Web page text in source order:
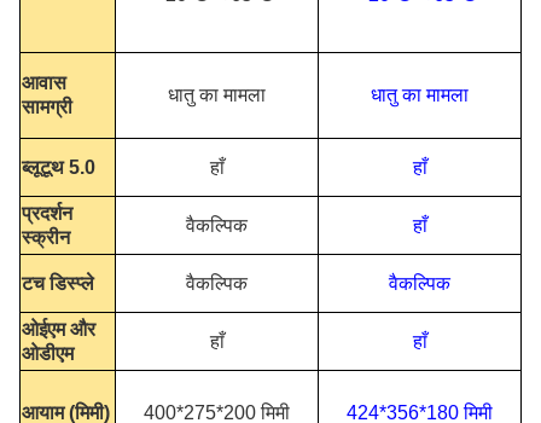
आवास
सामग्री
धातु का मामला धातु का मामला
ब्लूटूथ 5.0 हाँ हाँ
प्रदर्शन
स्क्रीन
वैकल्पिक हाँ
टच डिस्प्ले वैकल्पिक वैकल्पिक
ओईएम और
ओडीएम
हाँ हाँ
आयाम (मिमी) 400*275*200 मिमी 424*356*180 मिमी